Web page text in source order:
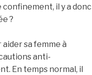
il y a donc
?
aider sa femme à
anti-
En temps normal, il